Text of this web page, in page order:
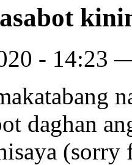
- 14:23
daghan